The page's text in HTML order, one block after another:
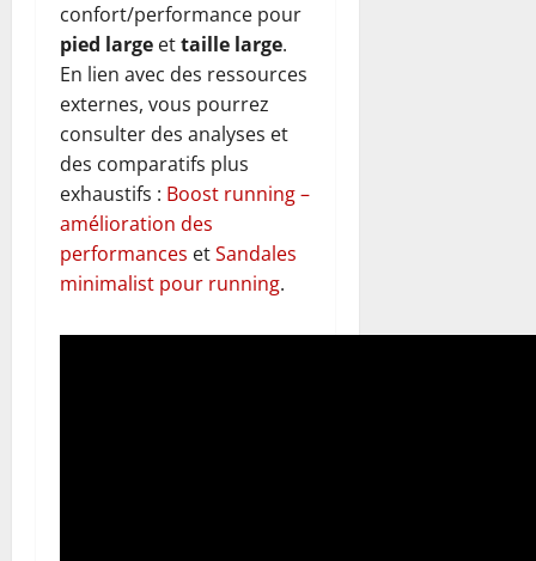
confort/performance pour
pied large ettaille large.
En lien avec des ressources
externes, vous pourrez
consulter des analyses et
des comparatifs plus
exhaustifs : Boost running –
amélioration des
performances etSandales
minimalist pour running.